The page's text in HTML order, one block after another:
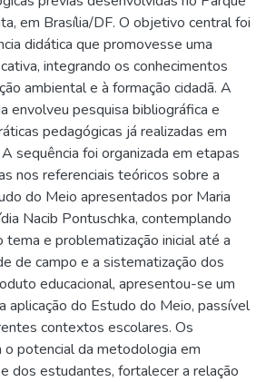
em Brasília/DF. O objetivo central foi
didática que promovesse uma
integrando os conhecimentos
ambiental e à formação cidadã. A
envolveu pesquisa bibliográfica e
pedagógicas já realizadas em
sequência foi organizada em etapas
nos referenciais teóricos sobre a
do Meio apresentados por Maria
Nacib Pontuschka, contemplando
e problematização inicial até a
de campo e a sistematização dos
educacional, apresentou-se um
aplicação do Estudo do Meio, passível
contextos escolares. Os
o potencial da metodologia em
dos estudantes, fortalecer a relação